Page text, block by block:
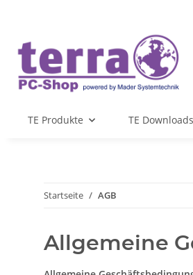
TE Produkte TE Downloads
Startseite AGB
Allgemeine